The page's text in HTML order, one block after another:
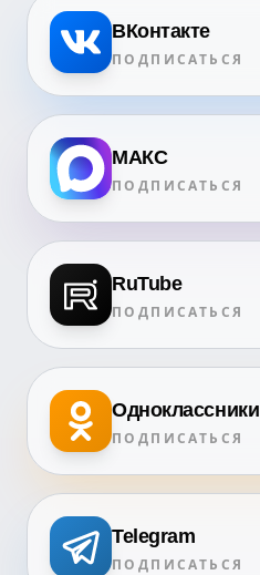
ВКонтакте
ПОДПИСАТЬСЯ
МАКС
ПОДПИСАТЬСЯ
RuTube
ПОДПИСАТЬСЯ
Одноклассники
ПОДПИСАТЬСЯ
Telegram
ПОДПИСАТЬСЯ